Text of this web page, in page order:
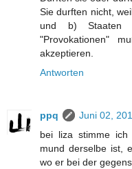
Sie durften nicht,
und b) Staaten
"Provokationen"
akzeptieren.
Antworten
ppq
Juni 02,
bei liza stimme
mund derselbe ist,
wo er bei der